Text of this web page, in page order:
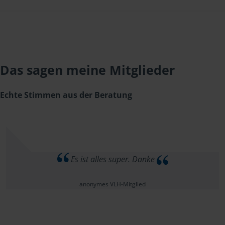
Das sagen meine Mitglieder
Echte Stimmen aus der Beratung
Es ist alles super. Danke
anonymes VLH-Mitglied